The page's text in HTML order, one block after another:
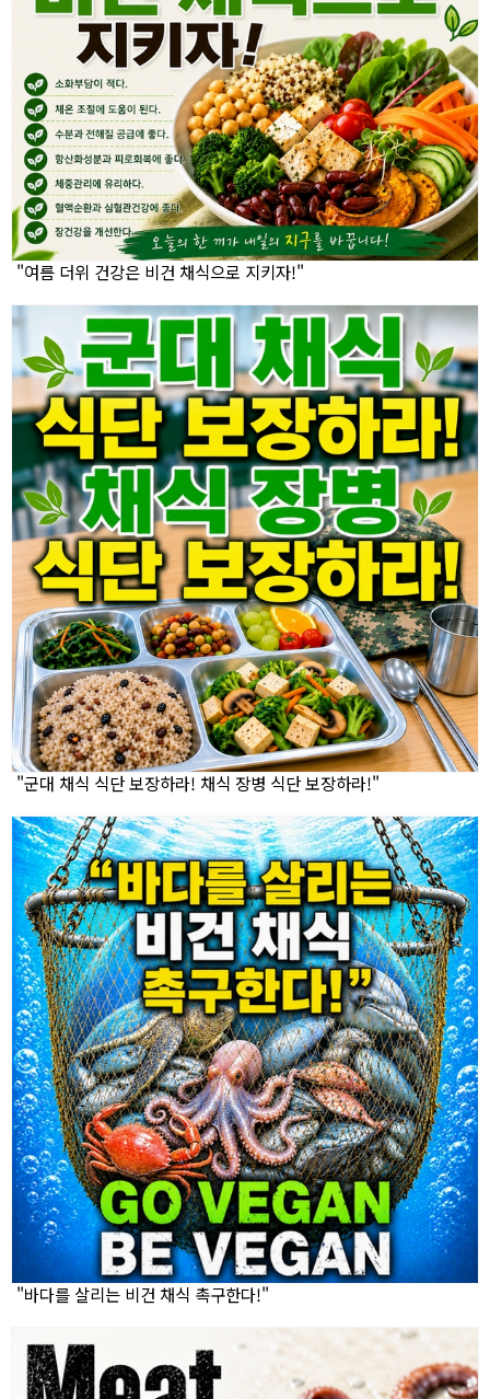
"여름 더위 건강은 비건 채식으로 지키자!"
"군대 채식 식단 보장하라! 채식 장병 식단 보장하라!"
"바다를 살리는 비건 채식 촉구한다!"